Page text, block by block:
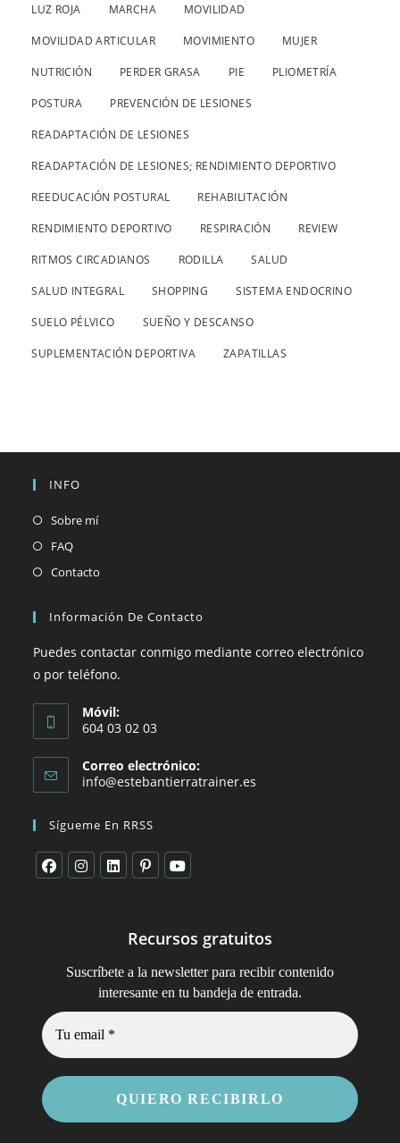
LUZ ROJA MARCHA MOVILIDAD
MOVILIDAD ARTICULAR MOVIMIENTO MUJER
NUTRICIÓN PERDER GRASA PIE PLIOMETRÍA
POSTURA PREVENCIÓN DE LESIONES
READAPTACIÓN DE LESIONES
READAPTACIÓN DE LESIONES; RENDIMIENTO DEPORTIVO
REEDUCACIÓN POSTURAL REHABILITACIÓN
RENDIMIENTO DEPORTIVO RESPIRACIÓN REVIEW
RITMOS CIRCADIANOS RODILLA SALUD
SALUD INTEGRAL SHOPPING SISTEMA ENDOCRINO
SUELO PÉLVICO SUEÑO Y DESCANSO
SUPLEMENTACIÓN DEPORTIVA ZAPATILLAS
INFO
Sobre míSe
FAQSe
abre
una
pestaña
Contacto
en
nueva
pestaña
Información De Contacto
Puedes contactar conmigo mediante correo electrónico
o por teléfono.
Móvil:
604 03 02 03
Correo electrónico:
info@estebantierratrainer.es
Sígueme En RRSS
nuevanueva
pestaña
nueva
pestaña
en
nueva
pestaña
en
nueva
pestaña
Recursos gratuitos
Suscríbete a la newsletter para recibir contenido
interesante en tu bandeja de entrada.